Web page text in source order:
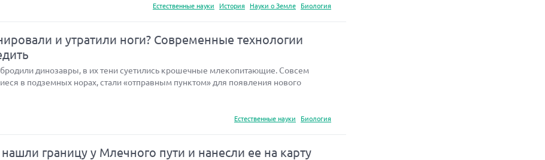
Естественные науки
История Науки о Земле Биология
и утратили ноги? Современные технологии
динозавры, в их тени суетились крошечные млекопитающие. Совсем
в подземных норах, стали «отправным пунктом» для появления нового
Естественные науки
Биология
границу у Млечного пути и нанесли ее на карту